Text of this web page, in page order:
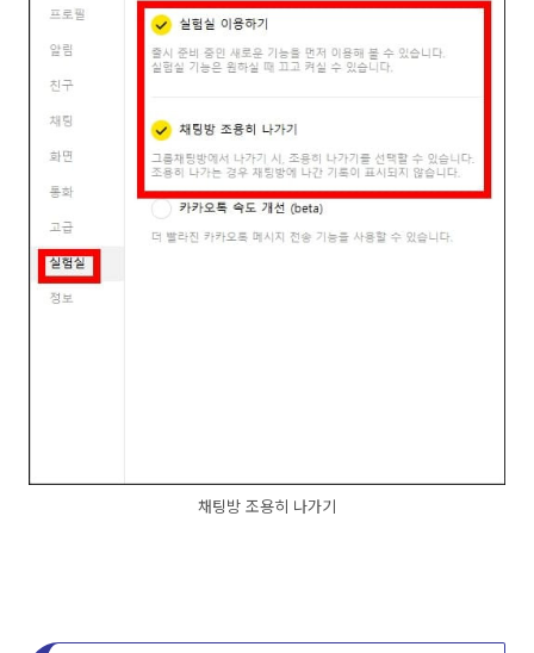
채팅방 조용히 나가기